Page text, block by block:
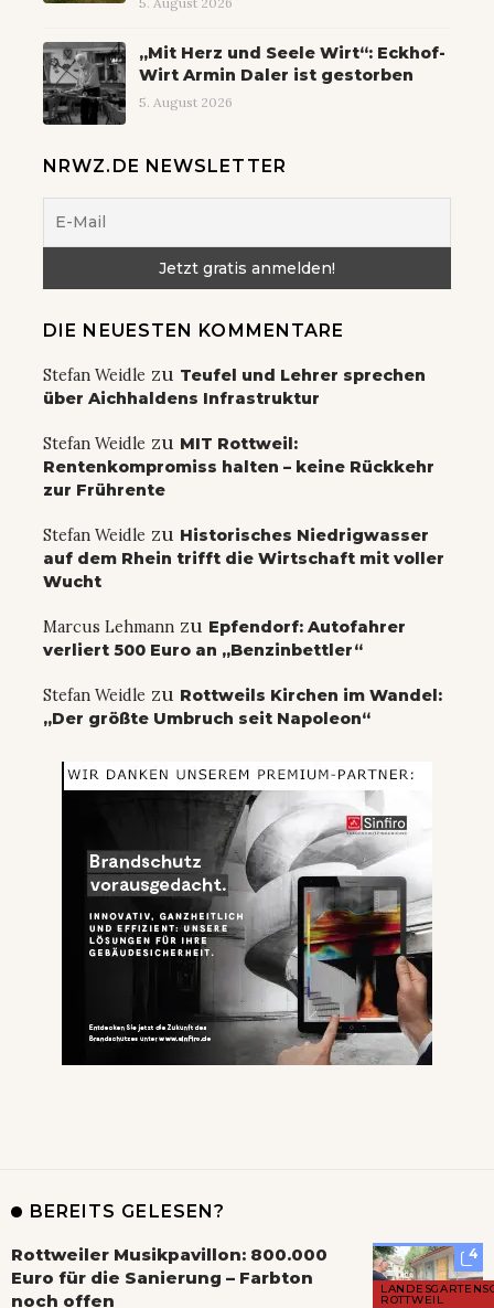
„Mit Herz und Seele Wirt“: Eckhof-
Wirt Armin Daler ist gestorben
5. August 2026
NRWZ.DE NEWSLETTER
DIE NEUESTEN KOMMENTARE
Stefan Weidle zu Teufel und Lehrer sprechen
über Aichhaldens Infrastruktur
Stefan Weidle zu MIT Rottweil:
Rentenkompromiss halten – keine Rückkehr
zur Frührente
Stefan Weidle zu Historisches Niedrigwasser
auf dem Rhein trifft die Wirtschaft mit voller
Wucht
Marcus Lehmann zu Epfendorf: Autofahrer
verliert 500 Euro an „Benzinbettler“
Stefan Weidle zu Rottweils Kirchen im Wandel:
„Der größte Umbruch seit Napoleon“
BEREITS GELESEN?
4
ROTTWEIL
Rottweiler Musikpavillon: 800.000
Euro für die Sanierung – Farbton
noch offen